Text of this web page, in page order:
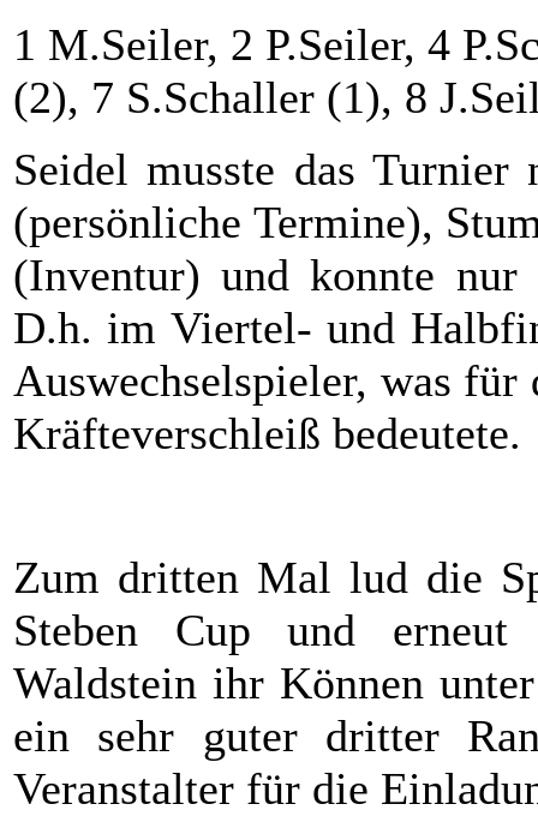
1 M.Seiler, 2 P.Seiler, 4
(2), 7 S.Schaller (1), 8
Seidel musste das Turnier
(persönliche Termine),
(Inventur) und konnte
D.h. im Viertel- und
Auswechselspieler, was
Kräfteverschleiß bedeutete.
Zum dritten Mal lud die
Steben Cup und
Waldstein ihr Können
ein sehr guter dritter
Veranstalter für die